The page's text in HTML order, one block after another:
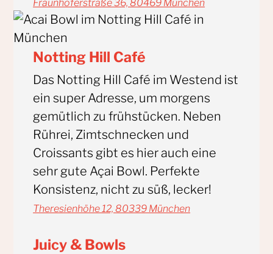
Fraunhoferstraße 36, 80469 München
Notting Hill Café
Das Notting Hill Café im Westend ist
ein super Adresse, um morgens
gemütlich zu frühstücken. Neben
Rührei, Zimtschnecken und
Croissants gibt es hier auch eine
sehr gute Açai Bowl. Perfekte
Konsistenz, nicht zu süß, lecker!
Theresienhöhe 12, 80339 München
Juicy & Bowls